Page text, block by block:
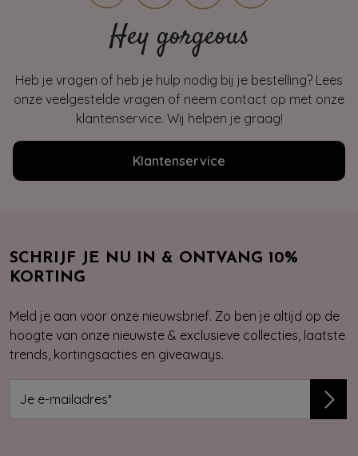
Hey gorgeous
Heb je vragen of heb je hulp nodig bij je bestelling? Lees
onze veelgestelde vragen of neem contact op met onze
klantenservice. Wij helpen je graag!
Klantenservice
SCHRIJF JE NU IN & ONTVANG 10%
KORTING
Meld je aan voor onze nieuwsbrief. Zo ben je altijd op de
hoogte van onze nieuwste & exclusieve collecties, laatste
trends, kortingsacties en giveaways.